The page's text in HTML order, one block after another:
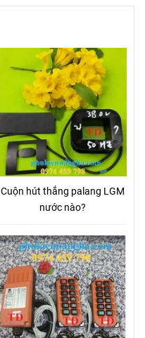
Cuộn hút thắng palang LGM
nước nào?